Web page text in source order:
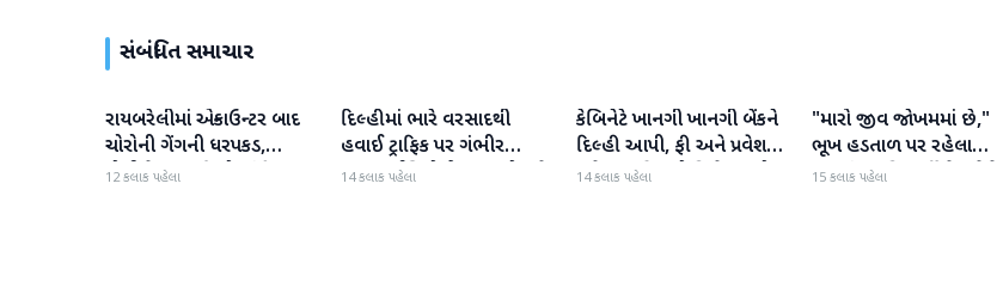
સંબંધિત સમાચાર
રાષ્ટ્રીય
રાયબરેલીમાં એન્કાઉન્ટર બાદ
ચોરોની ગેંગની ધરપકડ,
પોલીસે 12.4 કિલો ચાંદીના
12 કલાક પહેલા
રાષ્ટ્રીય
દિલ્હીમાં ભારે વરસાદથી
હવાઈ ટ્રાફિક પર ગંભીર
અસર; ઈન્ડિગોએ મુસાફરો માટે
14 કલાક પહેલા
રાષ્ટ્રીય
કેબિનેટે ખાનગી ખાનગી બેંકને
દિલ્હી આપી, ફી અને પ્રવેશ
માટે નવા નિયમો વિશે જાણો
14 કલાક પહેલા
રાષ્ટ્રીય
"મારો જીવ જોખમમાં છે,"
ભૂખ હડતાળ પર રહેલા
ઝારખંડના વિદ્યાર્થી નેતા દેવેન્દ્ર
15 કલાક પહેલા